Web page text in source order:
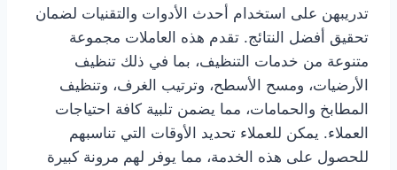
تدريبهن على استخدام أحدث الأدوات والتقنيات لضمان
تحقيق أفضل النتائج. تقدم هذه العاملات مجموعة
متنوعة من خدمات التنظيف، بما في ذلك تنظيف
الأرضيات، ومسح الأسطح، وترتيب الغرف، وتنظيف
المطابخ والحمامات، مما يضمن تلبية كافة احتياجات
العملاء. يمكن للعملاء تحديد الأوقات التي تناسبهم
للحصول على هذه الخدمة، مما يوفر لهم مرونة كبيرة